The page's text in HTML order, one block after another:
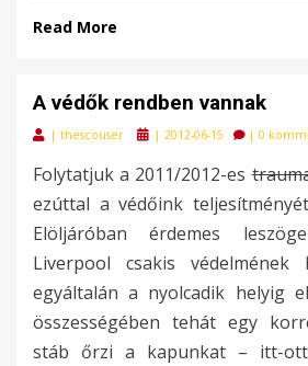
Read More
A védők rendben vannak
| thescouser
Posted
| 2012-06-15 | 0
Folytatjuk a 2011/2012-es
ezúttal a védőink
Elöljáróban érdemes
Liverpool csakis védelmének
egyáltalán a nyolcadik helyig
összességében tehát egy
stáb őrzi a kapunkat – itt-ott